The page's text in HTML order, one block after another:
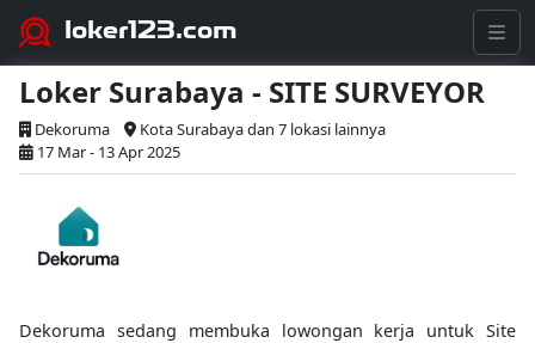
loker123.com
Loker Surabaya - SITE SURVEYOR
Dekoruma
Kota Surabaya dan 7 lokasi lainnya
17 Mar - 13 Apr 2025
Dekoruma sedang membuka lowongan kerja untuk Site